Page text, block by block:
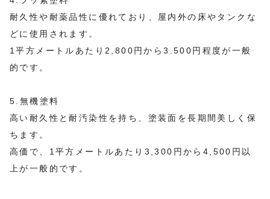
耐久性や耐薬品性に優れており、屋内外の床やタンクな
どに使用されます。
1平方メートルあたり2,800円から3.500円程度が一般
的です。
5.無機塗料
高い耐久性と耐汚染性を持ち、塗装面を長期間美しく保
ちます。
高価で、1平方メートルあたり3,300円から4,500円以
上が一般的です。